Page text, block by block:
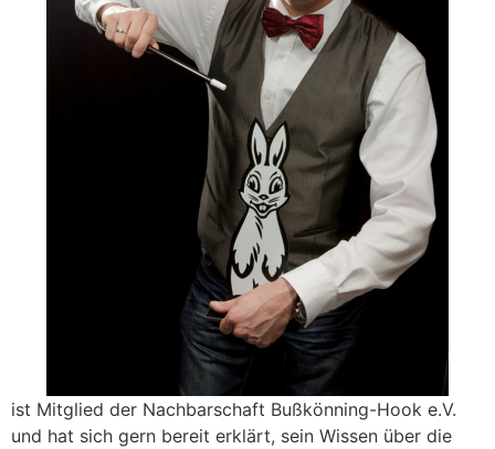
ist Mitglied der Nachbarschaft Bußkönning-Hook e.V.
und hat sich gern bereit erklärt, sein Wissen über die